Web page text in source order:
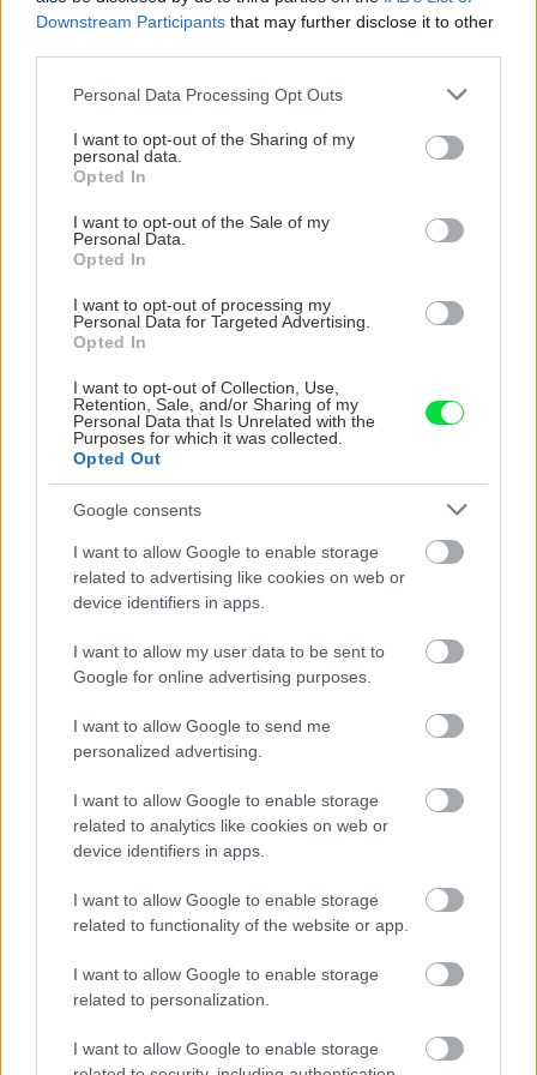
Downstream Participants that may further disclose it to other
Please note that this website/app uses one or more Google
not limited to your visit or usage behaviour. You may click to
grant or deny consent to Google and its third-party tags to
use your data for below specified purposes in below Google
consent section.
Personal Data Processing Opt Outs
I want to opt-out of the Sharing of my
personal data.
Opted In
I want to opt-out of the Sale of my
Personal Data.
Opted In
I want to opt-out of processing my
Personal Data for Targeted Advertising.
Opted In
I want to opt-out of Collection, Use,
Retention, Sale, and/or Sharing of my
Personal Data that Is Unrelated with the
Purposes for which it was collected.
Opted Out
Google consents
I want to allow Google to enable storage
related to advertising like cookies on web or
device identifiers in apps.
I want to allow my user data to be sent to
Google for online advertising purposes.
I want to allow Google to send me
personalized advertising.
I want to allow Google to enable storage
related to analytics like cookies on web or
device identifiers in apps.
I want to allow Google to enable storage
related to functionality of the website or app.
I want to allow Google to enable storage
related to personalization.
I want to allow Google to enable storage
CHALUPA
Na Morave prerobila
nepoznanie: Keď
vojdete dnu, zabudnete,
že nie ste v Toskánsku
Slovák sa nebál a v
Čičmanoch si postavil
montovaný domček v
Temné stránky chalúp:
10 najčastejších
vás môžu nepríjemne
prekvapiť
Žena, búracie kladivo a
premena zrubu z roku
1654 sa nevidí každý
deň!
DOM